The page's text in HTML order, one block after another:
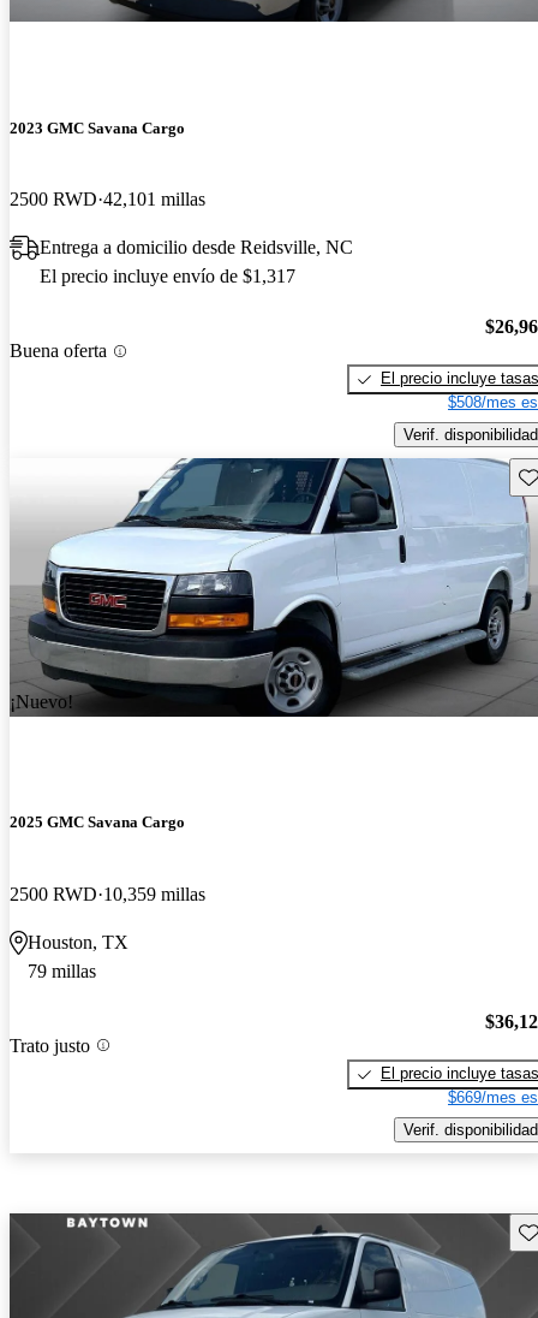
2023 GMC Savana Cargo
2500 RWD 42,101 millas
Entrega a domicilio desde Reidsville, NC
El precio incluye envío de $1,317
Buena oferta
El precio incluye tasas
$508/mes
Verif. disponibilidad
¡Nuevo!
2025 GMC Savana Cargo
2500 RWD 10,359 millas
Houston, TX
79 millas
Trato justo
El precio incluye tasas
$669/mes
Verif. disponibilidad